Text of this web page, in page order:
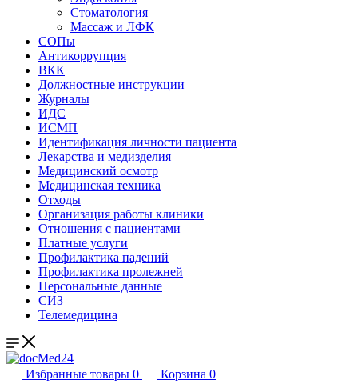
Стоматология
Массаж и ЛФК
СОПы
Антикоррупция
ВКК
Должностные инструкции
Журналы
ИДС
ИСМП
Идентификация личности пациента
Лекарства и медизделия
Медицинский осмотр
Медицинская техника
Отходы
Организация работы клиники
Отношения с пациентами
Платные услуги
Профилактика падений
Профилактика пролежней
Персональные данные
СИЗ
Телемедицина
Избранные товары 0 Корзина 0